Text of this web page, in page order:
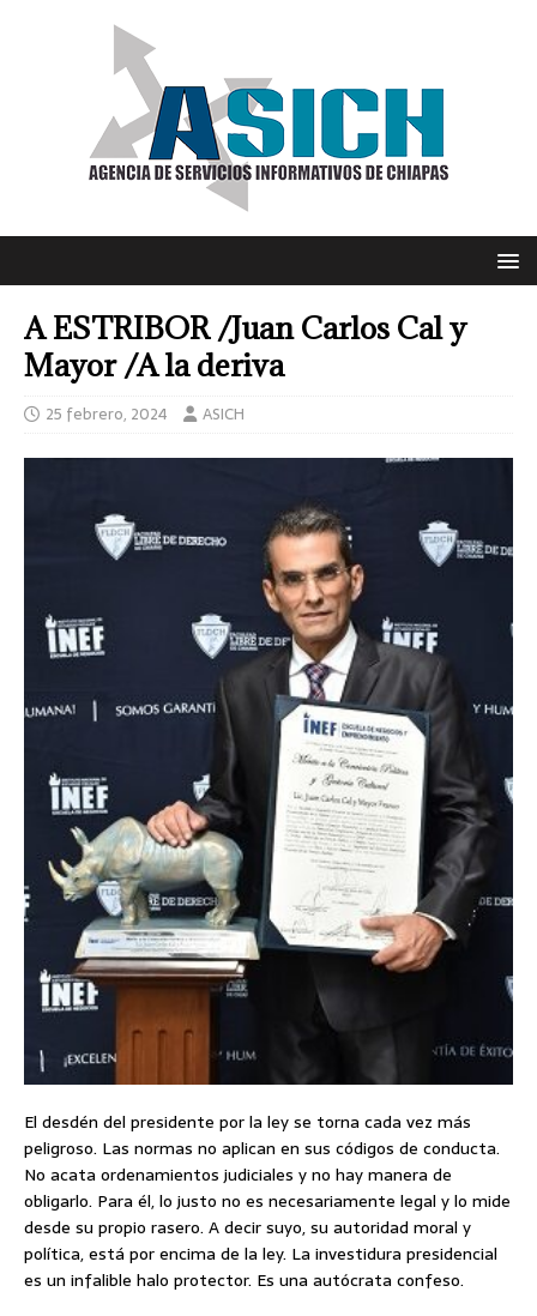
A ESTRIBOR /Juan Carlos Cal y
Mayor /A la deriva
25 febrero, 2024 ASICH
El desdén del presidente por la ley se torna cada vez más
peligroso. Las normas no aplican en sus códigos de conducta.
No acata ordenamientos judiciales y no hay manera de
obligarlo. Para él, lo justo no es necesariamente legal y lo mide
desde su propio rasero. A decir suyo, su autoridad moral y
política, está por encima de la ley. La investidura presidencial
es un infalible halo protector. Es una autócrata confeso.